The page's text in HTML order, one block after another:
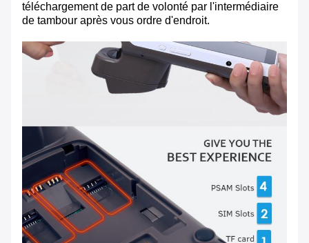
téléchargement de part de volonté par l'intermédiaire
de tambour après vous ordre d'endroit.